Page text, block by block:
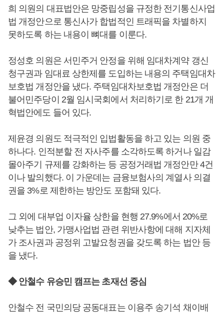
희 의원의 대표법안은 망중립성을 규정한 전기통신사업
법 개정안으로 통신사가 합법적인 트래픽을 차별하지
못하도록 하는 내용이 뼈대를 이룬다.
정성호 의원은 서민주거 안정을 위해 임대차계약 갱신
청구권과 임대료 상한제를 도입하는 내용의 주택임대차
보호법 개정안을 냈다. 주택임대차보호법 개정안은 더
불어민주당이 2월 임시국회에서 처리하기로 한 21개 개
혁법안에도 들어 있다.
제윤경 의원도 적극적인 입법활동을 하고 있는 의원 중
하나다. 인적분할 전 자사주를 소각하도록 하거나 일감
몰아주기 규제를 강화하는 등 공정거래법 개정안만 4건
이나 발의했다. 이 가운데는 금융보험사의 계열사 의결
권을 3%로 제한하는 방안도 포함돼 있다.
그 외에 대부업 이자율 상한을 현행 27.9%에서 20%로
낮추는 법안, 가맹사업법 관련 위반사항에 대해 지자체
가 조사권과 공정위 고발요청권을 갖도록 하는 법안 등
을 냈다.
◆ 안철수 유승민 캠프는 초재선 중심
안철수 전 국민의당 공동대표는 이용주 송기석 채이배